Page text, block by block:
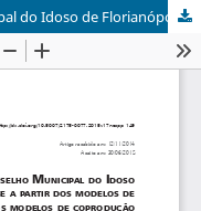
O Controle Social no Conselho Municipal do Idoso de Florianópolis: uma análise a partir dos modelos de administração pública, dos modelos de coprodução dos serviços públicos e dos modos de gestão estratégica e social